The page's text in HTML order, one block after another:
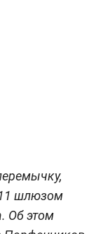
шлюзом
Об этом